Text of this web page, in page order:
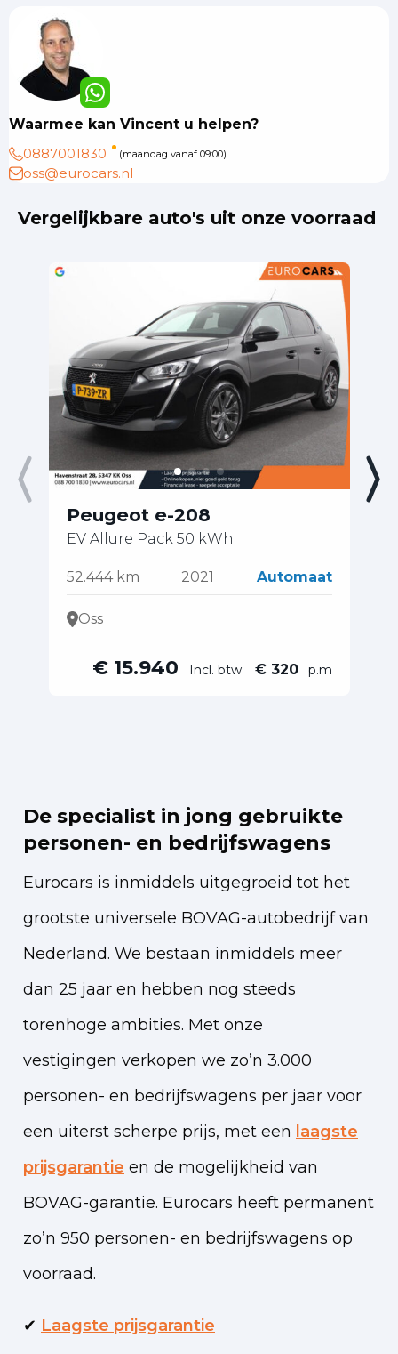
Waarmee kan Vincent u helpen?
0887001830
(maandag vanaf 09:00)
oss@eurocars.nl
Vergelijkbare auto's uit onze voorraad
Peugeot e-208
EV Allure Pack 50 kWh
52.444 km 2021 Automaat
Oss
€ 15.940 Incl. btw € 320 p.m
De specialist in jong gebruikte
personen- en bedrijfswagens
Eurocars is inmiddels uitgegroeid tot het
grootste universele BOVAG-autobedrijf van
Nederland. We bestaan inmiddels meer
dan 25 jaar en hebben nog steeds
torenhoge ambities. Met onze
vestigingen verkopen we zo’n 3.000
personen- en bedrijfswagens per jaar voor
een uiterst scherpe prijs, met een laagste
prijsgarantie en de mogelijkheid van
BOVAG-garantie. Eurocars heeft permanent
zo’n 950 personen- en bedrijfswagens op
voorraad.
✔ Laagste prijsgarantie